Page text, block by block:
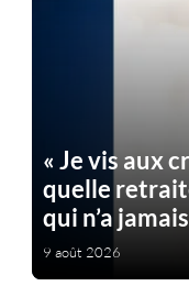
« Je vis aux
quelle
qui n’a
9 août 2026